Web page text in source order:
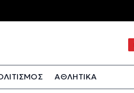
ΑΘΛΗΤΙΚΑ